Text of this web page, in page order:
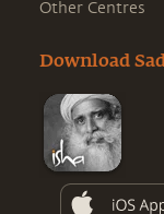
Other Centres
Download